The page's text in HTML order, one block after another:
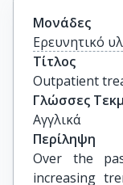
Μονάδες
Ερευνητικό
Τίτλος
Outpatient
Γλώσσες
Αγγλικά
Περίληψη
Over the
increasing